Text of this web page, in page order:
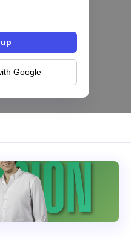
Google
de cobranzas,
instalar un hub